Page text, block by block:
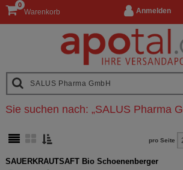
Anmelden
Warenkorb
0
Sie suchen nach: „SALUS Pharma
pro Seite
SAUERKRAUTSAFT Bio Schoenenberger